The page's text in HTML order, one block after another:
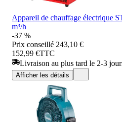
Appareil de chauffage électrique
m³/h
-37 %
Prix conseillé 243,10 €
152,99 €TTC
Livraison au plus tard le 2-3
Afficher les détails